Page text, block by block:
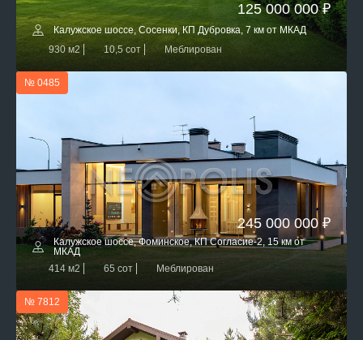
125 000 000 ₽
Калужское шоссе, Сосенки, КП Дубровка, 7 км от МКАД
930 м2
10,5 сот Меблирован
№ 0485
245 000 000 ₽
Калужское шоссе, Фоминское, КП Согласие-2, 15 км от
МКАД
414 м2
65 сот Меблирован
№ 7812